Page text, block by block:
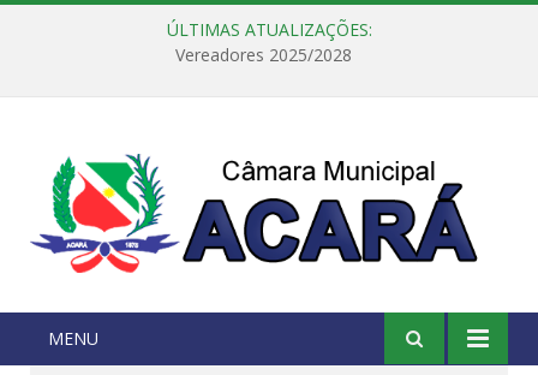
ÚLTIMAS ATUALIZAÇÕES:
Vereadores 2025/2028
MENU